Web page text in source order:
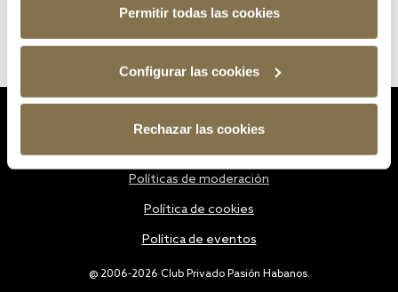
Permitir todas las cookies
Configurar las cookies
Rechazar las cookies
@ 2006-2026 Club Privado Pasión Habanos.
Políticas de moderación
Política de cookies
Política de eventos